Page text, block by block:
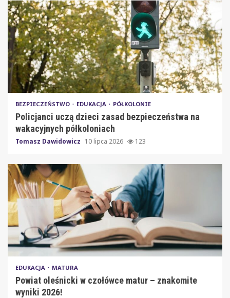
BEZPIECZEŃSTWO EDUKACJA PÓŁKOLONIE
Policjanci uczą dzieci zasad bezpieczeństwa na
wakacyjnych półkoloniach
Tomasz Dawidowicz 10 lipca 2026 123
EDUKACJA MATURA
Powiat oleśnicki w czołówce matur – znakomite
wyniki 2026!